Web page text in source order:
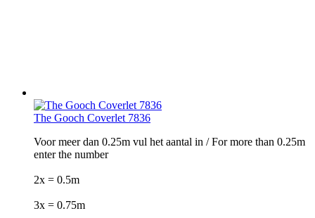
The Gooch Coverlet 7836
Voor meer dan 0.25m vul het aantal in / For more than 0.25m
enter the number
2x = 0.5m
3x = 0.75m